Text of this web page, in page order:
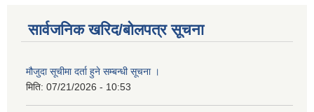
सार्वजनिक खरिद/बोलपत्र सूचना
मौजुदा सूचीमा दर्ता हुने सम्बन्धी सूचना ।
मिति: 07/21/2026 - 10:53